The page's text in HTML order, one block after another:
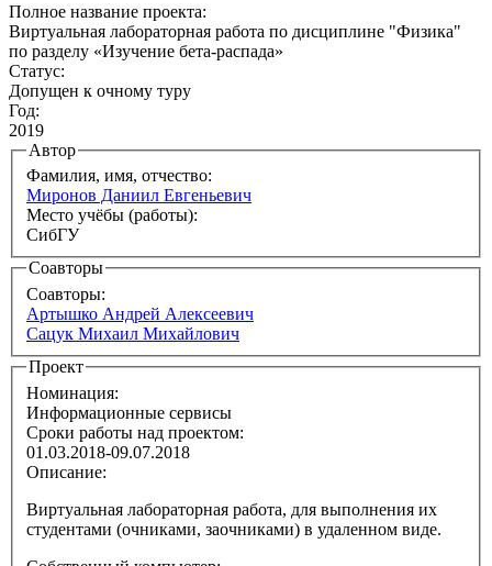
Полное название проекта:
Виртуальная лабораторная работа по дисциплине "Физика"
по разделу «Изучение бета-распада»
Статус:
Допущен к очному туру
Год:
2019
Автор
Фамилия, имя, отчество:
Миронов Даниил Евгеньевич
Место учёбы (работы):
СибГУ
Соавторы
Соавторы:
Артышко Андрей Алексеевич
Сацук Михаил Михайлович
Проект
Номинация:
Информационные сервисы
Сроки работы над проектом:
01.03.2018-09.07.2018
Описание:
Виртуальная лабораторная работа, для выполнения их
студентами (очниками, заочниками) в удаленном виде.